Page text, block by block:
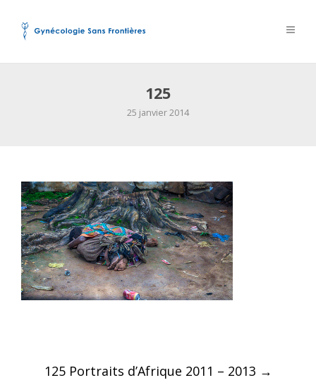
125
25 janvier 2014
Post
125 Portraits d’Afrique 2011 – 2013 →